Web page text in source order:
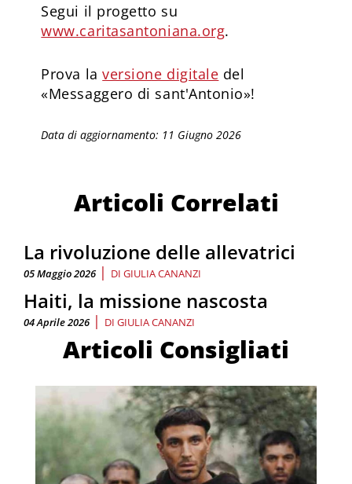
Segui il progetto su
www.caritasantoniana.org.
Prova laversione digitale del
«Messaggero di sant'Antonio»!
Data di aggiornamento: 11 Giugno 2026
Articoli Correlati
La rivoluzione delle allevatrici
05 Maggio 2026 | DI GIULIA CANANZI
Haiti, la missione nascosta
04 Aprile 2026 | DI GIULIA CANANZI
Articoli Consigliati